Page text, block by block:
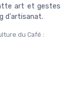
art et gestes
d'artisanat.
du Café :